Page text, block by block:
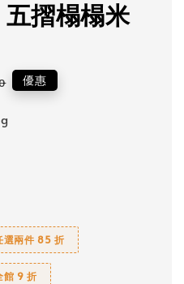
五摺榻榻米
優惠
選兩件 85 折
館 9 折